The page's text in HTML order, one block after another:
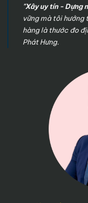
"Xây uy tín - Dựng
vững mà tôi hướng
hàng là thước đo
Phát Hưng.